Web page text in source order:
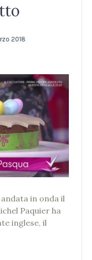
2018
in onda il
Paquier ha
inglese, il